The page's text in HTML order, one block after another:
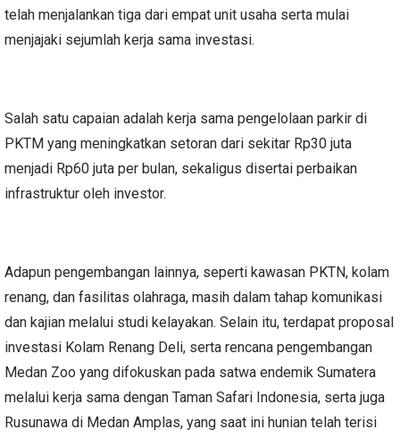
telah menjalankan tiga dari empat unit usaha serta mulai
menjajaki sejumlah kerja sama investasi.
Salah satu capaian adalah kerja sama pengelolaan parkir di
PKTM yang meningkatkan setoran dari sekitar Rp30 juta
menjadi Rp60 juta per bulan, sekaligus disertai perbaikan
infrastruktur oleh investor.
Adapun pengembangan lainnya, seperti kawasan PKTN, kolam
renang, dan fasilitas olahraga, masih dalam tahap komunikasi
dan kajian melalui studi kelayakan. Selain itu, terdapat proposal
investasi Kolam Renang Deli, serta rencana pengembangan
Medan Zoo yang difokuskan pada satwa endemik Sumatera
melalui kerja sama dengan Taman Safari Indonesia, serta juga
Rusunawa di Medan Amplas, yang saat ini hunian telah terisi